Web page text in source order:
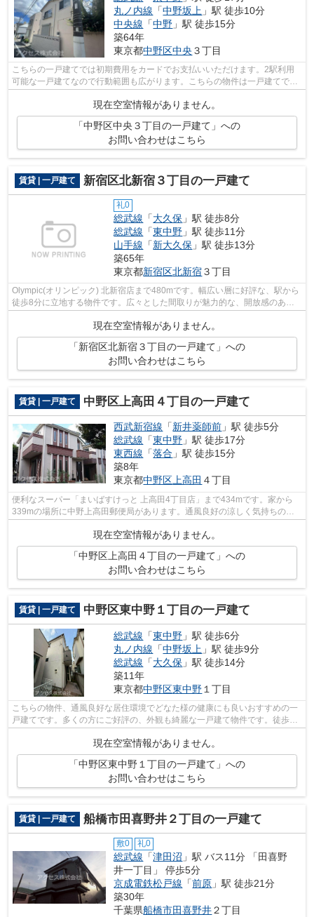
丸ノ内線 「中野坂上 」駅 徒歩10分
中央線 「中野 」駅 徒歩15分
築64年
東京都中野区中央 ３丁目
こちらの一戸建てでは初期費用をカードでお支払いいただけます。2駅利用
可能な一戸建てなので行動範囲も広がります。こちらの物件は一戸建てで
現在空室情報がありません。
「中野区中央３丁目の一戸建て」への
お問い合わせはこちら
賃貸 | 一戸建て 新宿区北新宿３丁目の一戸建て
礼0
総武線 「大久保 」駅 徒歩8分
総武線 「東中野 」駅 徒歩11分
山手線 「新大久保 」駅 徒歩13分
築65年
東京都新宿区北新宿３丁目
Olympic(オリンピック) 北新宿店まで480mです。幅広い層に好評な、駅から
徒歩8分に立地する物件です。広々とした間取りが魅力的な、開放感のある
現在空室情報がありません。
「新宿区北新宿３丁目の一戸建て」への
お問い合わせはこちら
賃貸 | 一戸建て 中野区上高田４丁目の一戸建て
西武新宿線 「新井薬師前 」駅 徒歩5分
総武線 「東中野 」駅 徒歩17分
東西線 「落合 」駅 徒歩15分
築8年
東京都中野区 上高田 ４丁目
便利なスーパー「まいばすけっと 上高田4丁目店」まで434mです。家から
339mの場所に中野上高田郵便局があります。通風良好の涼しく気持ちの良
い空間をご提供いたします。アクセスが中...
現在空室情報がありません。
「中野区上高田４丁目の一戸建て」への
お問い合わせはこちら
賃貸 | 一戸建て 中野区東中野１丁目の一戸建て
総武線 「東中野 」駅 徒歩6分
丸ノ内線 「中野坂上 」駅 徒歩9分
総武線 「大久保 」駅 徒歩14分
築11年
東京都中野区東中野 １丁目
こちらの物件、通風良好な居住環境でどなた様の健康にも良いおすすめの一
戸建てです。多くの方にご好評の、外観も綺麗な一戸建て物件です。徒歩4
現在空室情報がありません。
「中野区東中野１丁目の一戸建て」への
お問い合わせはこちら
賃貸 | 一戸建て 船橋市田喜野井２丁目の一戸建て
敷0 礼0
総武線 「津田沼 」駅 バス11分 「田喜野
井一丁目」 停歩5分
京成電鉄松戸線 「前原 」駅 徒歩21分
築30年
千葉県船橋市田喜野井２丁目